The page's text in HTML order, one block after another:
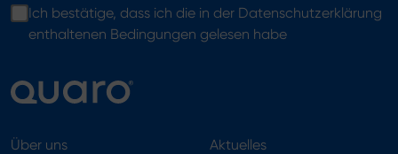
Ich bestätige, dass ich die in der Datenschutzerklärung
enthaltenen Bedingungen gelesen habe
Über uns
Aktuelles